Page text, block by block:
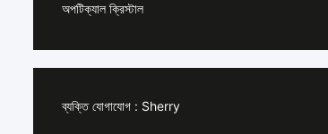
অপটিক্যাল ক্রিস্টাল
ব্যক্তি যোগাযোগ : Sherry